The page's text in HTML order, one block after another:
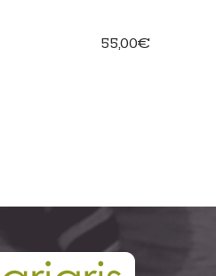
55,00€